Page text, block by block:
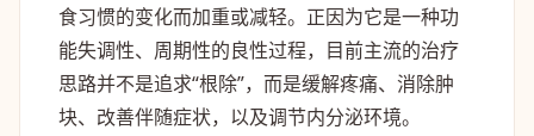
食习惯的变化而加重或减轻。正因为它是一种功
能失调性、周期性的良性过程，目前主流的治疗
思路并不是追求“根除”，而是缓解疼痛、消除肿
块、改善伴随症状，以及调节内分泌环境。